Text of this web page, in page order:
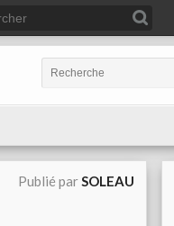
Publié parSOLEAU